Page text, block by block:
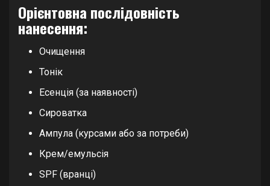
Орієнтовна послідовність
нанесення:
Очищення
Тонік
Есенція (за наявності)
Сироватка
Ампула (курсами або за потреби)
Крем/емульсія
SPF (вранці)